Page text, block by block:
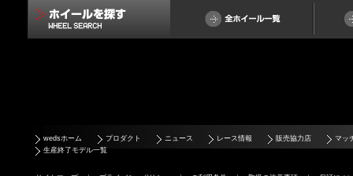
wedsホーム プロダクト ニュース レース情報 販売協力店
マッ
生産終了モデル一覧